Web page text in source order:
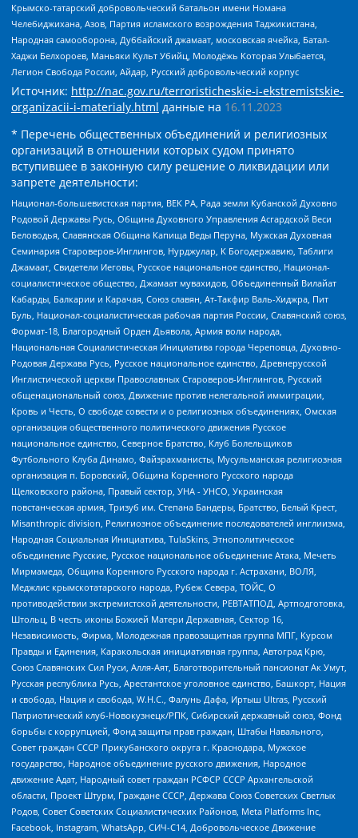
Крымско-татарский добровольческий батальон имени Номана
Челебиджихана, Азов, Партия исламского возрождения Таджикистана,
Народная самооборона, Дуббайский джамаат, московская ячейка, Батал-
Хаджи Белхороев, Маньяки Культ Убийц, Молодёжь Которая Улыбается,
Легион Свобода России, Айдар, Русский добровольческий корпус
Источник: http://nac.gov.ru/terroristicheskie-i-ekstremistskie-
organizacii-i-materialy.html данные на 16.11.2023
* Перечень общественных объединений и религиозных
организаций в отношении которых судом принято
вступившее в законную силу решение о ликвидации или
запрете деятельности:
Национал-большевистская партия, ВЕК РА, Рада земли Кубанской Духовно
Родовой Державы Русь, Община Духовного Управления Асгардской Веси
Беловодья, Славянская Община Капища Веды Перуна, Мужская Духовная
Семинария Староверов-Инглингов, Нурджулар, К Богодержавию, Таблиги
Джамаат, Свидетели Иеговы, Русское национальное единство, Национал-
социалистическое общество, Джамаат мувахидов, Объединенный Вилайат
Кабарды, Балкарии и Карачая, Союз славян, Ат-Такфир Валь-Хиджра, Пит
Буль, Национал-социалистическая рабочая партия России, Славянский союз,
Формат-18, Благородный Орден Дьявола, Армия воли народа,
Национальная Социалистическая Инициатива города Череповца, Духовно-
Родовая Держава Русь, Русское национальное единство, Древнерусской
Инглистической церкви Православных Староверов-Инглингов, Русский
общенациональный союз, Движение против нелегальной иммиграции,
Кровь и Честь, О свободе совести и о религиозных объединениях, Омская
организация общественного политического движения Русское
национальное единство, Северное Братство, Клуб Болельщиков
Футбольного Клуба Динамо, Файзрахманисты, Мусульманская религиозная
организация п. Боровский, Община Коренного Русского народа
Щелковского района, Правый сектор, УНА - УНСО, Украинская
повстанческая армия, Тризуб им. Степана Бандеры, Братство, Белый Крест,
Misanthropic division, Религиозное объединение последователей инглиизма,
Народная Социальная Инициатива, TulaSkins, Этнополитическое
объединение Русские, Русское национальное объединение Атака, Мечеть
Мирмамеда, Община Коренного Русского народа г. Астрахани, ВОЛЯ,
Меджлис крымскотатарского народа, Рубеж Севера, ТОЙС, О
противодействии экстремистской деятельности, РЕВТАТПОД, Артподготовка,
Штольц, В честь иконы Божией Матери Державная, Сектор 16,
Независимость, Фирма, Молодежная правозащитная группа МПГ, Курсом
Правды и Единения, Каракольская инициативная группа, Автоград Крю,
Союз Славянских Сил Руси, Алля-Аят, Благотворительный пансионат Ак Умут,
Русская республика Русь, Арестантское уголовное единство, Башкорт, Нация
и свобода, Нация и свобода, W.H.С., Фалунь Дафа, Иртыш Ultras, Русский
Патриотический клуб-Новокузнецк/РПК, Сибирский державный союз, Фонд
борьбы с коррупцией, Фонд защиты прав граждан, Штабы Навального,
Совет граждан СССР Прикубанского округа г. Краснодара, Мужское
государство, Народное объединение русского движения, Народное
движение Адат, Народный совет граждан РСФСР СССР Архангельской
области, Проект Штурм, Граждане СССР, Держава Союз Советских Светлых
Родов, Совет Советских Социалистических Районов, Meta Platforms Inc,
Facebook, Instagram, WhatsApp, СИЧ-С14, Добровольческое Движение